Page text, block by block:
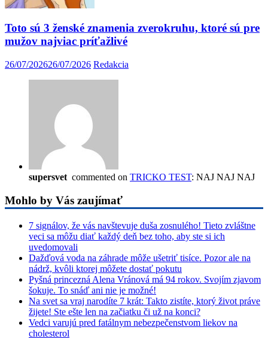
Toto sú 3 ženské znamenia zverokruhu, ktoré sú pre
mužov najviac príťažlivé
26/07/202626/07/2026 Redakcia
supersvet commented on TRICKO TEST: NAJ NAJ NAJ
Mohlo by Vás zaujímať
7 signálov, že vás navštevuje duša zosnulého! Tieto zvláštne
veci sa môžu diať každý deň bez toho, aby ste si ich
uvedomovali
Dažďová voda na záhrade môže ušetriť tisíce. Pozor ale na
nádrž, kvôli ktorej môžete dostať pokutu
Pyšná princezná Alena Vránová má 94 rokov. Svojím zjavom
šokuje. To snáď ani nie je možné!
Na svet sa vraj narodíte 7 krát: Takto zistíte, ktorý život práve
žijete! Ste ešte len na začiatku či už na konci?
Vedci varujú pred fatálnym nebezpečenstvom liekov na
cholesterol